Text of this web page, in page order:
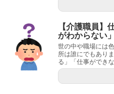
【介護職員】
がわからない
世の中や職場には
所は誰にでもあり
る」「仕事ができ